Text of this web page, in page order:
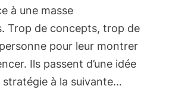
à une masse
Trop de concepts, trop de
pour leur montrer
Ils passent d’une idée
stratégie à la suivante…